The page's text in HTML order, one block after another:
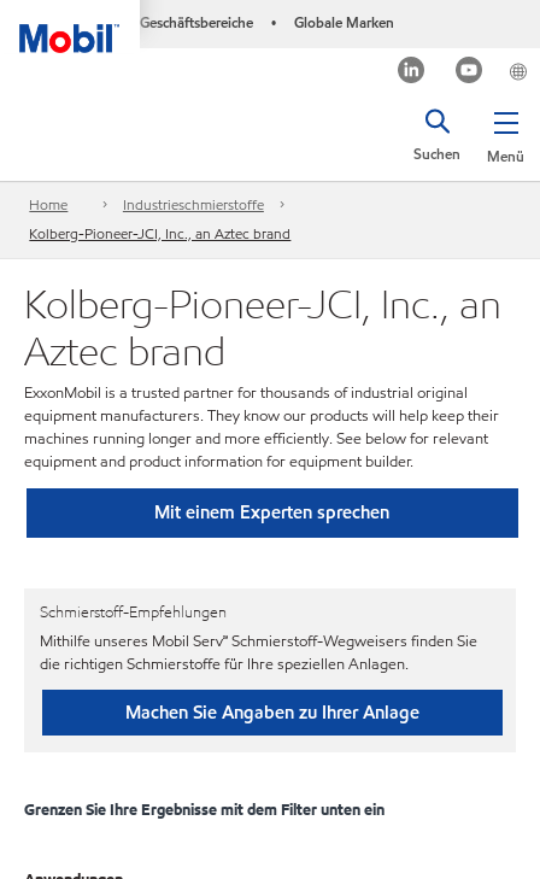
Geschäftsbereiche • Globale Marken
Menü
Suchen
Home
Industrieschmierstoffe
Kolberg-Pioneer-JCI, Inc., an Aztec brand
Kolberg-Pioneer-JCI, Inc., an
Aztec brand
ExxonMobil is a trusted partner for thousands of industrial original
equipment manufacturers. They know our products will help keep their
machines running longer and more efficiently. See below for relevant
equipment and product information for equipment builder.
Mit einem Experten sprechen
Schmierstoff-Empfehlungen
Mithilfe unseres Mobil Serv℠ Schmierstoff-Wegweisers finden Sie
die richtigen Schmierstoffe für Ihre speziellen Anlagen.
Machen Sie Angaben zu Ihrer Anlage
Grenzen Sie Ihre Ergebnisse mit dem Filter unten ein